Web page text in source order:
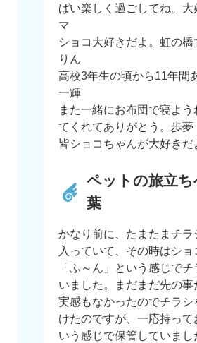
ぱい楽しく過ごしてね。大
マ
ショコ大好きだよ。虹の橋
りん
高校3年生の頃から11年間
一輝
また一緒にお布団で寝よ
てくれてありがとう。歩夢
皆ショコちゃんが大好きだ
ペットの旅立
葉
かなり前に、たまたまチラ
入っていて、その時はシ
「ふ～ん」という感じで
いました。まだまだ先の事
実感もなかったのでチラシ
けたのですが、一応持って
いう感じで保管していまし